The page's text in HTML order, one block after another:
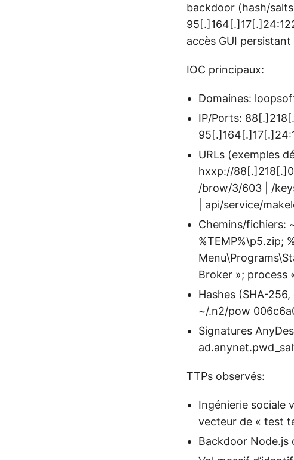
backdoor (hash/
accès GUI
IOC principaux:
Domaines:
IP/Ports:
URLs (exemples
hxxp://
/brow/3/603 | /
| api/service/
Chemins/fichiers:
%TEMP%\p5.zip;
Broker »; process
Hashes (SHA-
~/.n2/pow
Signatures
TTPs observés:
Ingénierie sociale
vecteur de « test
Backdoor Node.js